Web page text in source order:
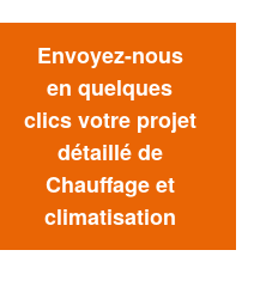
Envoyez-nous
en quelques
clics votre projet
détaillé de
Chauffage et
climatisation